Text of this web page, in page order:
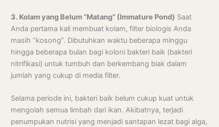
3. Kolam yang Belum “Matang” (Immature Pond) Saat
Anda pertama kali membuat kolam, filter biologis Anda
masih “kosong”. Dibutuhkan waktu beberapa minggu
hingga beberapa bulan bagi koloni bakteri baik (bakteri
nitrifikasi) untuk tumbuh dan berkembang biak dalam
jumlah yang cukup di media filter.
Selama periode ini, bakteri baik belum cukup kuat untuk
mengolah semua limbah dari ikan. Akibatnya, terjadi
penumpukan nutrisi yang menjadi santapan lezat bagi alga,